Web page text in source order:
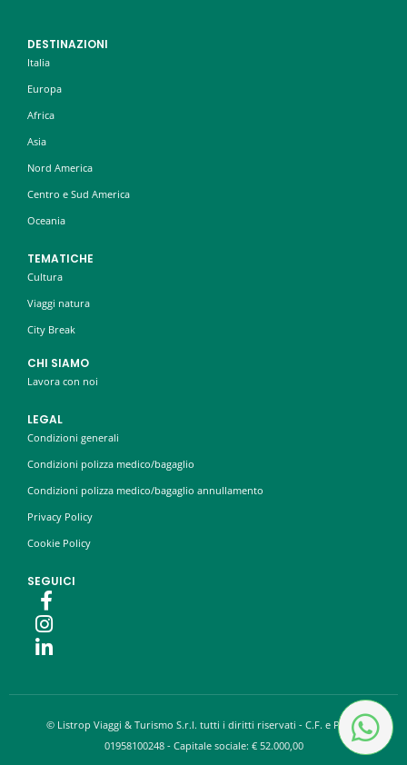
DESTINAZIONI
Italia
Europa
Africa
Asia
Nord America
Centro e Sud America
Oceania
TEMATICHE
Cultura
Viaggi natura
City Break
CHI SIAMO
Lavora con noi
LEGAL
Condizioni generali
Condizioni polizza medico/bagaglio
Condizioni polizza medico/bagaglio annullamento
Privacy Policy
Cookie Policy
SEGUICI
© Listrop Viaggi & Turismo S.r.l. tutti i diritti riservati - C.F. e P.IVA:
01958100248 - Capitale sociale: € 52.000,00